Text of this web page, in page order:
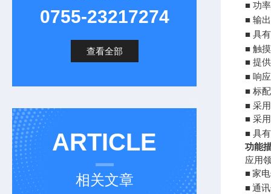
0755-23217274
查看全部
ARTICLE
相关文章
■ 功
■ 输
■ 具
■ 触
■ 提
■ 响
■ 标
■ 采
■ 采
■ 具
功能
应用
■ 家
■ 通